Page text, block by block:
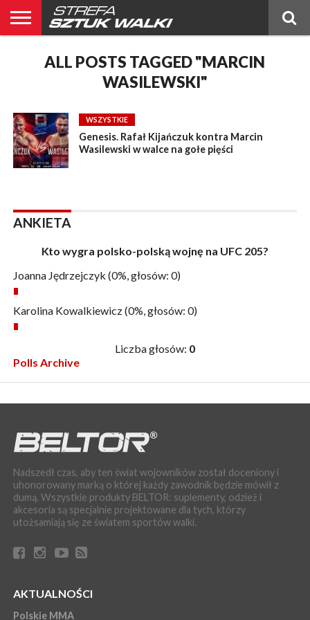
BLOG
BELTOR
NEWS
KICKBOXING
OGŁOSZENIA
POLSKIE
MMA
PUBLICYSTYKA
RANKING
MMA
RANKING
RELACJE
ŚWIATOWE
MMA
WYWIADY
ALL POSTS TAGGED "MARCIN
WASILEWSKI"
WSZYSTKIE
Genesis. Rafał Kijańczuk kontra Marcin
Wasilewski w walce na gołe pięści
ANKIETA
Kto wygra polsko-polską wojnę na UFC 205?
Joanna Jędrzejczyk (0%, głosów: 0)
Karolina Kowalkiewicz(0%, głosów: 0)
Liczba głosów: 0
Polls Archive
Nadszedł czas, aby ten świat wojowników został doceniony i
uhonorowany marką o której każdy zawodnik będzie mówił z
dumą. Wszystkie produkty BELTOR: suplementy, odzież i
akcesoria są specjalnie projektowane dla tych, którzy
utożsamiają się ze światem sportów walki.
AKTUALNOŚCI
Polskie MMA